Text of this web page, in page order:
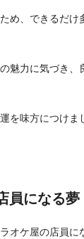
め、できるだけ
魅力に気づき、
を味方につけま
員になる夢
オケ屋の店員に